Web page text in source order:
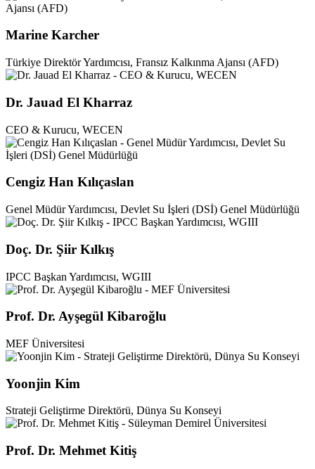
Marine Karcher
Türkiye Direktör Yardımcısı, Fransız Kalkınma Ajansı (AFD)
Dr. Jauad El Kharraz
CEO & Kurucu, WECEN
Cengiz Han Kılıçaslan
Genel Müdür Yardımcısı, Devlet Su İşleri (DSİ) Genel Müdürlüğü
Doç. Dr. Şiir Kılkış
IPCC Başkan Yardımcısı, WGIII
Prof. Dr. Ayşegül Kibaroğlu
MEF Üniversitesi
Yoonjin Kim
Strateji Geliştirme Direktörü, Dünya Su Konseyi
Prof. Dr. Mehmet Kitiş